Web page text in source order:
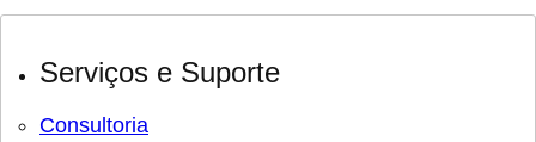
Serviços e Suporte
Consultoria